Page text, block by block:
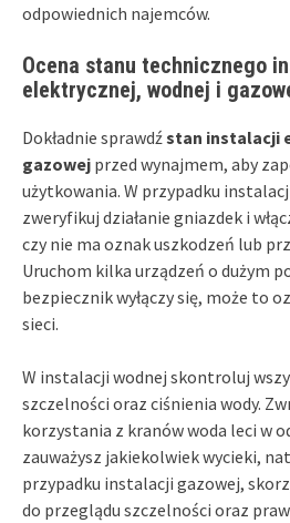
odpowiednich najemców.
Ocena stanu technicznego
elektrycznej, wodnej i
Dokładnie sprawdźstan instalacji
gazowej przed wynajmem, aby
użytkowania. W przypadku
zweryfikuj działanie gniazdek i
czy nie ma oznak uszkodzeń lub
Uruchom kilka urządzeń o dużym
bezpiecznik wyłączy się, może to
sieci.
W instalacji wodnej skontroluj
szczelności oraz ciśnienia wody.
korzystania z kranów woda leci w
zauważysz jakiekolwiek wycieki,
przypadku instalacji gazowej,
do przeglądu szczelności oraz